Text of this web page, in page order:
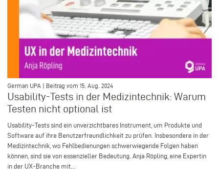
German UPA | Beitrag vom 15. Aug. 2024
Usability-Tests in der Medizintechnik: Warum
Testen nicht optional ist
Usability-Tests sind ein unverzichtbares Instrument, um Produkte und
Software auf ihre Benutzerfreundlichkeit zu prüfen. Insbesondere in der
Medizintechnik, wo Fehlbedienungen schwerwiegende Folgen haben
können, sind sie von essenzieller Bedeutung. Anja Röpling, eine Expertin
in der UX-Branche mit...